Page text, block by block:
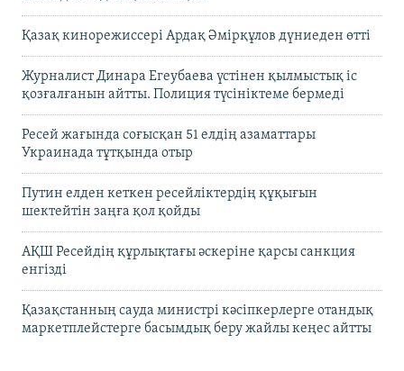
Қазақ кинорежиссері Ардақ Әмірқұлов дүниеден өтті
Журналист Динара Егеубаева үстінен қылмыстық іс
қозғалғанын айтты. Полиция түсініктеме бермеді
Ресей жағында соғысқан 51 елдің азаматтары
Украинада тұтқында отыр
Путин елден кеткен ресейліктердің құқығын
шектейтін заңға қол қойды
АҚШ Ресейдің құрлықтағы әскеріне қарсы санкция
енгізді
Қазақстанның сауда министрі кәсіпкерлерге отандық
маркетплейстерге басымдық беру жайлы кеңес айтты